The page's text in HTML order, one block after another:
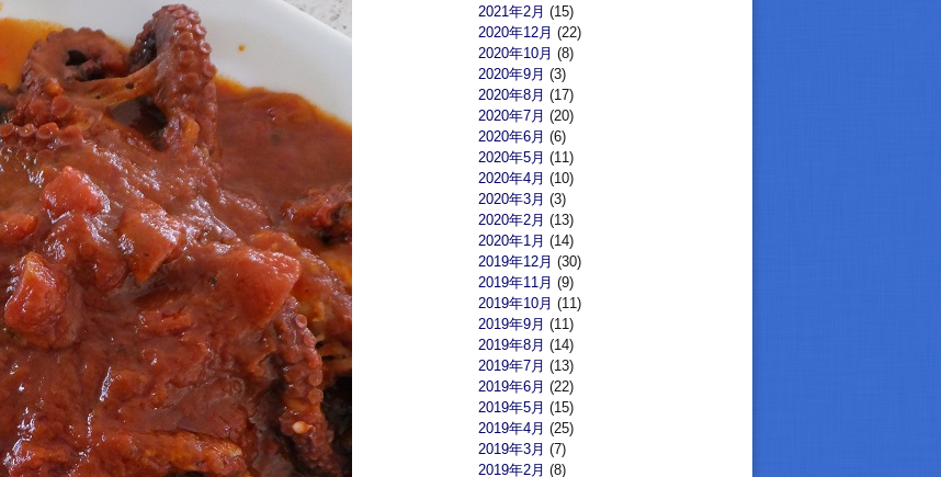
2021年2月 (15)
2020年12月 (22)
2020年10月 (8)
2020年9月 (3)
2020年8月 (17)
2020年7月 (20)
2020年6月 (6)
2020年5月 (11)
2020年4月 (10)
2020年3月 (3)
2020年2月 (13)
2020年1月 (14)
2019年12月 (30)
2019年11月 (9)
2019年10月 (11)
2019年9月 (11)
2019年8月 (14)
2019年7月 (13)
2019年6月 (22)
2019年5月 (15)
2019年4月 (25)
2019年3月 (7)
2019年2月 (8)